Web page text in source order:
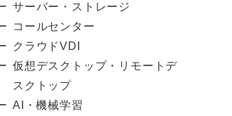
サーバー・ストレージ
コールセンター
クラウドVDI
仮想デスクトップ・リモートデ
スクトップ
AI・機械学習